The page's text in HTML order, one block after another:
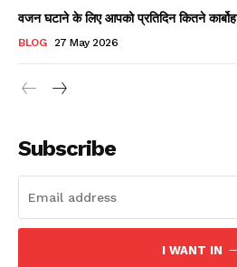
वजन घटाने के लिए आपको प्रतिदिन कितने
BLOG 27 May 2026
Subscribe
I WANT IN